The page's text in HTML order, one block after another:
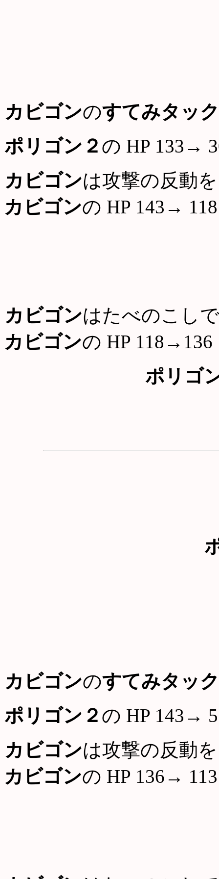
カビゴンのすてみタッ
ポリゴン２ の HP 133→
カビゴンは攻撃の反動
カビゴンの HP 143→ 118
カビゴンはたべのこし
カビゴンの HP 118→136
ポリゴ
カビゴンのすてみタッ
ポリゴン２ の HP 143→
カビゴンは攻撃の反動
カビゴンの HP 136→ 113